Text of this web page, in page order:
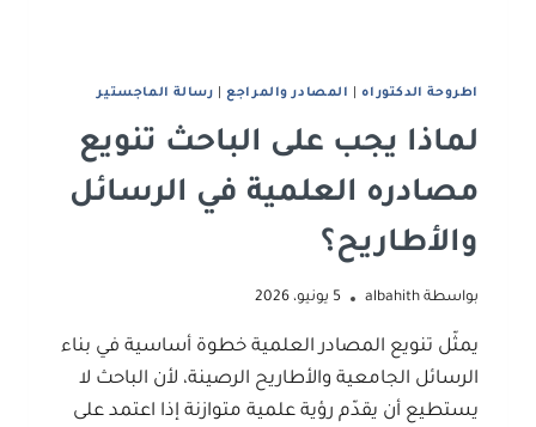
اطروحة الدكتوراه| اﻟﻤﺼﺎدر واﻟﻤﺮاﺟﻊ رﺳﺎﻟﺔ اﻟﻤﺎﺟﺴﺘﻴﺮ
لماذا يجب على الباحث تنويع
مصادره العلمية في الرسائل
والأطاريح؟
بواسطة albahith 5 يونيو، 2026
يمثّل تنويع المصادر العلمية خطوة أساسية في بناء
الرسائل الجامعية والأطاريح الرصينة، لأن الباحث لا
يستطيع أن يقدّم رؤية علمية متوازنة إذا اعتمد على